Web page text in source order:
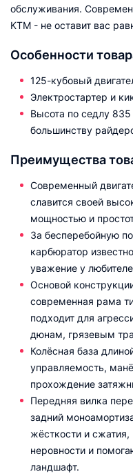
обслуживания.
KTM - не оставит вас
Особенности
125-кубовый
Электростартер и
Высота по седлу
большинству
Преимущества
Современный
славится своей
мощностью и
За бесперебойную
карбюратор
уважение у
Основой
современная рама
подходит для
дюнам, грязевым
Колёсная база
управляемость,
прохождение
Передняя вилка
задний
жёсткости и
неровности и
ландшафт.